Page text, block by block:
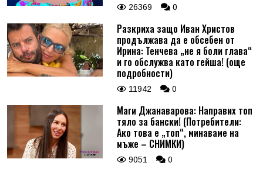
26369 0
Разкриха защо Иван Христов
продължава да е обсебен от
Ирина: Тенчева „не я боли глава“
и го обслужва като гейша! (още
подробности)
11942 0
Маги Джанаварова: Направих топ
тяло за бански! (Потребители:
Ако това е „топ“, минаваме на
мъже – СНИМКИ)
9051 0